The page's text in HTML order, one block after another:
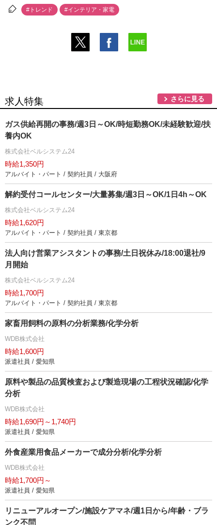
#トレンド #インテリア・家電
求人特集 さらに見る
ガス供給再開の事務/週3日～OK/時短勤務OK/未経験歓迎/扶
養内OK
株式会社ベルシステム24
時給1,350円
アルバイト・パート / 契約社員 / 大阪府
解約受付コールセンター/大量募集/週3日～OK/1日4h～OK
株式会社ベルシステム24
時給1,620円
アルバイト・パート / 契約社員 / 東京都
法人向け営業アシスタントの事務/土日祝休み/18:00退社/9
月開始
株式会社ベルシステム24
時給1,700円
アルバイト・パート / 契約社員 / 東京都
家畜用飼料の原料の分析業務/化学分析
WDB株式会社
時給1,600円
派遣社員 / 愛知県
原料や製品の品質検査および製造現場の工程状況確認/化学
分析
WDB株式会社
時給1,690円～1,740円
派遣社員 / 愛知県
外食産業用食品メーカーで成分分析/化学分析
WDB株式会社
時給1,700円～
派遣社員 / 愛知県
リニューアルオープン/施設ケアマネ/週1日から/年齢・ブラ
ンク不問